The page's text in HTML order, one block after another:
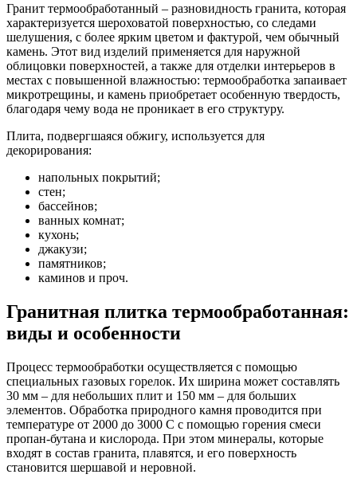
Гранит термообработанный – разновидность гранита, которая
характеризуется шероховатой поверхностью, со следами
шелушения, с более ярким цветом и фактурой, чем обычный
камень. Этот вид изделий применяется для наружной
облицовки поверхностей, а также для отделки интерьеров в
местах с повышенной влажностью: термообработка запаивает
микротрещины, и камень приобретает особенную твердость,
благодаря чему вода не проникает в его структуру.
Плита, подвергшаяся обжигу, используется для
декорирования:
напольных покрытий;
стен;
бассейнов;
ванных комнат;
кухонь;
джакузи;
памятников;
каминов и проч.
Гранитная плитка термообработанная:
виды и особенности
Процесс термообработки осуществляется с помощью
специальных газовых горелок. Их ширина может составлять
30 мм – для небольших плит и 150 мм – для больших
элементов. Обработка природного камня проводится при
температуре от 2000 до 3000 С с помощью горения смеси
пропан-бутана и кислорода. При этом минералы, которые
входят в состав гранита, плавятся, и его поверхность
становится шершавой и неровной.